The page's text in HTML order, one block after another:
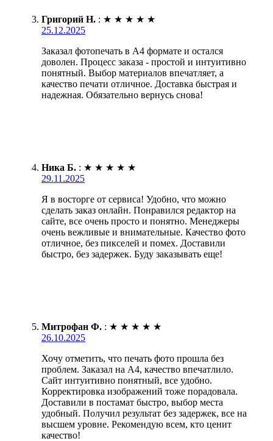
Григорий Н. : ★ ★ ★ ★ ★
25.12.2025
Заказал фотопечать в А4 формате и остался
доволен. Процесс заказа - простой и интуитивно
понятный. Выбор материалов впечатляет, а
качество печати отличное. Доставка быстрая и
надежная. Обязательно вернусь снова!
Ника Б. : ★ ★ ★ ★ ★
29.11.2025
Я в восторге от сервиса! Удобно, что можно
сделать заказ онлайн. Понравился редактор на
сайте, все очень просто и понятно. Менеджеры
очень вежливые и внимательные. Качество фото
отличное, без пикселей и помех. Доставили
быстро, без задержек. Буду заказывать еще!
Митрофан Ф. : ★ ★ ★ ★ ★
26.10.2025
Хочу отметить, что печать фото прошла без
проблем. Заказал на А4, качество впечатлило.
Сайт интуитивно понятный, все удобно.
Корректировка изображений тоже порадовала.
Доставили в постамат быстро, выбор места
удобный. Получил результат без задержек, все на
высшем уровне. Рекомендую всем, кто ценит
качество!